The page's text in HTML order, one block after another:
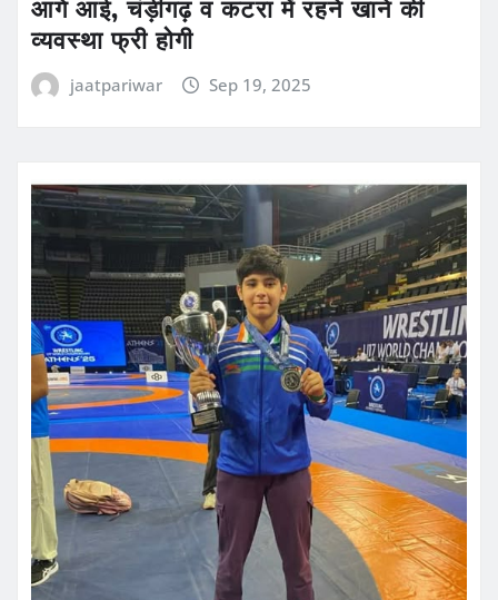
आगे आई, चंड़ीगढ़ व कटरा में रहने खाने की
व्यवस्था फ्री होगी
jaatpariwar Sep 19, 2025